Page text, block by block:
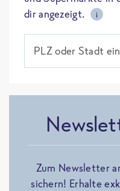
dir angezeigt.
i
PLZ oder Stadt
Zum Newsletter
sichern! Erhalte